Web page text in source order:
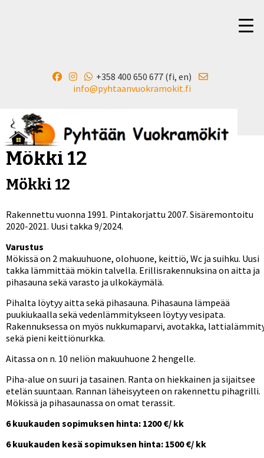
+358 400 650 677 (fi, en)
info@pyhtaanvuokramokit.fi
Mökki 12
Mökki 12
Rakennettu vuonna 1991. Pintakorjattu 2007. Sisäremontoitu
2020-2021. Uusi takka 9/2024.
Varustus
Mökissä on 2 makuuhuone, olohuone, keittiö, Wc ja suihku. Uusi
takka lämmittää mökin talvella. Erillisrakennuksina on aitta ja
pihasauna sekä varasto ja ulkokäymälä.
Pihalta löytyy aitta sekä pihasauna. Pihasauna lämpeää
puukiukaalla sekä vedenlämmitykseen löytyy vesipata.
Rakennuksessa on myös nukkumaparvi, avotakka,
sekä pieni keittiönurkka.
Aitassa on n. 10 neliön makuuhuone 2 hengelle.
Piha-alue on suuri ja tasainen. Ranta on hiekkainen ja sijaitsee
etelän suuntaan. Rannan läheisyyteen on rakennettu pihagrilli.
Mökissä ja pihasaunassa on omat terassit.
6 kuukauden sopimuksen hinta: 1200 €/ kk
6 kuukauden kesä sopimuksen hinta: 1500 €/ kk